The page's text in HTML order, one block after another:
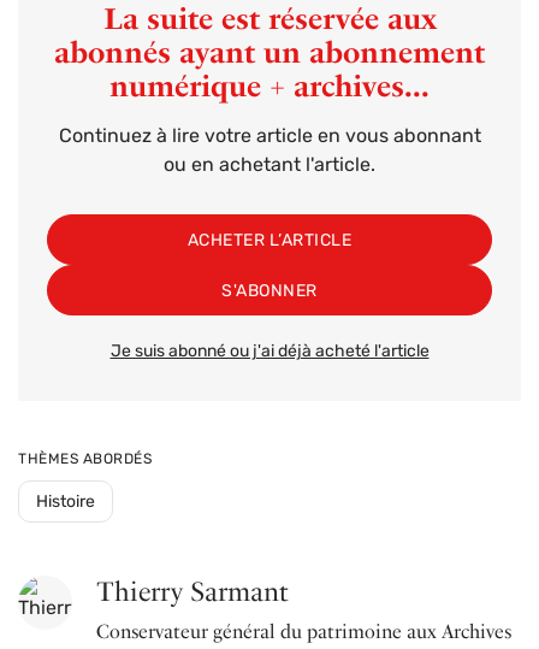
La suite est réservée aux
abonnés ayant un abonnement
numérique + archives...
Continuez à lire votre article en vous abonnant
ou en achetant l'article.
ACHETER L’ARTICLE
S'ABONNER
Je suis abonné ou j'ai déjà acheté l'article
THÈMES ABORDÉS
Histoire
Thierry Sarmant
Conservateur général du patrimoine aux Archives